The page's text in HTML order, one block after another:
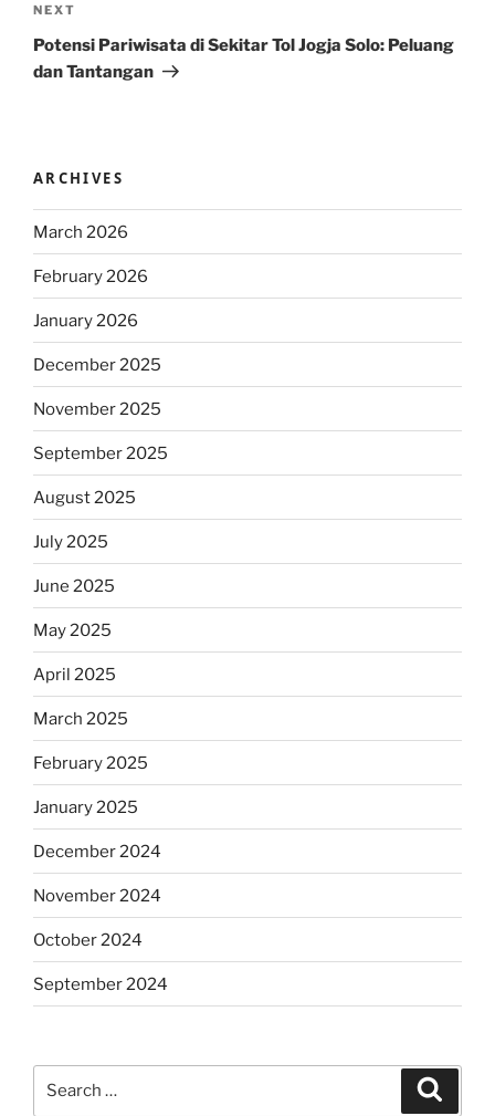
Next
Post
NEXT
Potensi Pariwisata di Sekitar Tol Jogja Solo: Peluang
dan Tantangan
ARCHIVES
March 2026
February 2026
January 2026
December 2025
November 2025
September 2025
August 2025
July 2025
June 2025
May 2025
April 2025
March 2025
February 2025
January 2025
December 2024
November 2024
October 2024
September 2024